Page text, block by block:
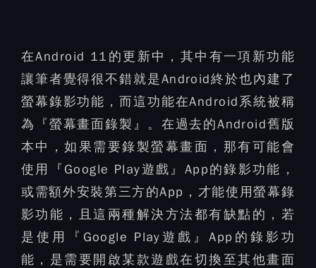
在Android 11的更新中，其中有一項新功能
讓筆者覺得很不錯就是Android終於也內建了
螢幕錄影功能，而這功能在Android系統被稱
為『螢幕畫面錄製』。在過去的Android舊版
本中，如果需要錄製螢幕畫面，那有可能會
使用『Google Play遊戲』App的錄影功能，
或需額外安裝第三方的App，才能使用螢幕錄
影功能，且這兩種解決方法都有缺點的，若
是使用『Google Play遊戲』App的錄影功
能，是需要開啟某款遊戲在切換至其他畫面